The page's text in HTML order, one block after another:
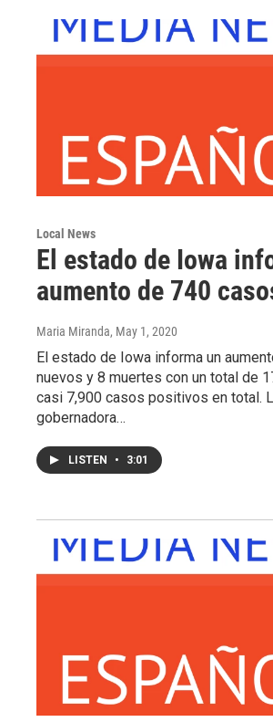
Local News
El estado de Iowa
aumento de 740
Maria Miranda, May 1, 2020
El estado de Iowa informa un
nuevos y 8 muertes con un total de
casi 7,900 casos positivos en total.
gobernadora…
LISTEN • 3:01